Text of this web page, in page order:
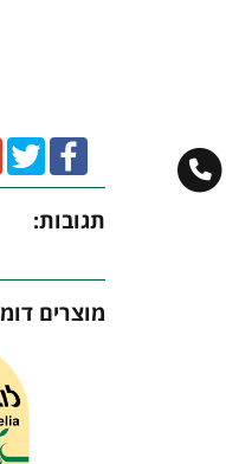
תגובות:
מוצרים